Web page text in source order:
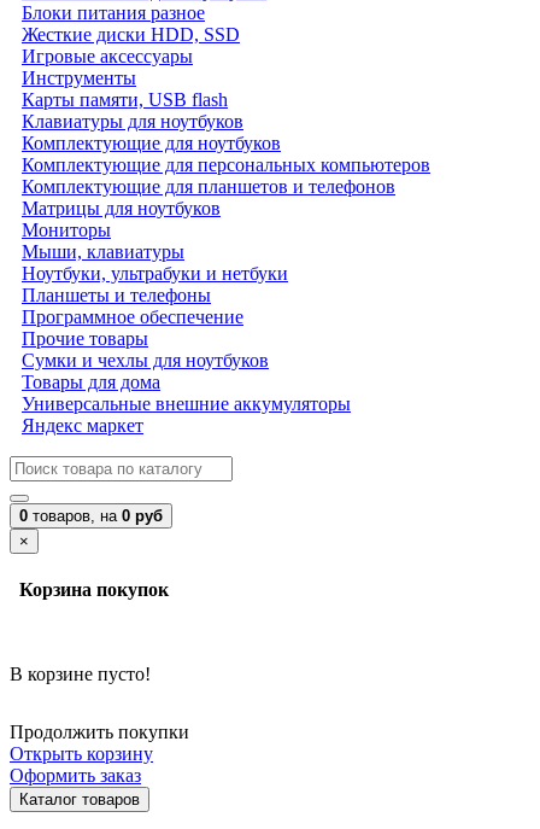
Блоки питания разное
Жесткие диски HDD, SSD
Игровые аксессуары
Инструменты
Карты памяти, USB flash
Клавиатуры для ноутбуков
Комплектующие для ноутбуков
Комплектующие для персональных компьютеров
Комплектующие для планшетов и телефонов
Матрицы для ноутбуков
Мониторы
Мыши, клавиатуры
Ноутбуки, ультрабуки и нетбуки
Планшеты и телефоны
Программное обеспечение
Прочие товары
Сумки и чехлы для ноутбуков
Товары для дома
Универсальные внешние аккумуляторы
Яндекс маркет
0 товаров, на 0 руб
×
Корзина покупок
В корзине пусто!
Продолжить покупки
Открыть корзину
Оформить заказ
Каталог товаров